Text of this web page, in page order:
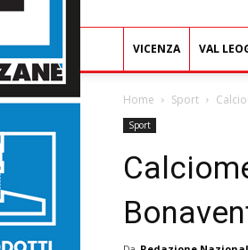
VICENZA VAL
Home Sport
Sport